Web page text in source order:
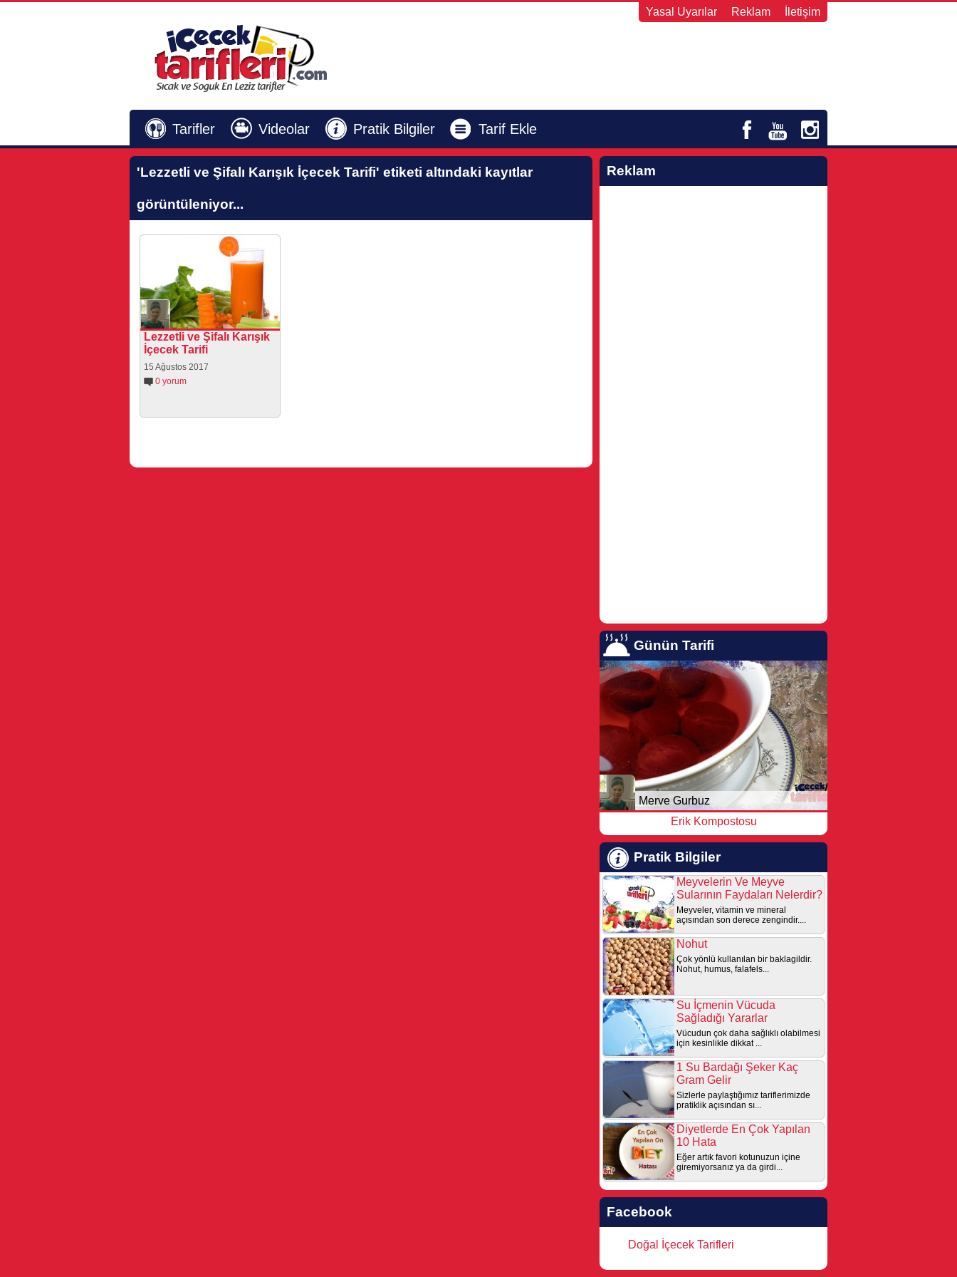
Yasal Uyarılar Reklam İletişim
Tarifler Videolar Pratik Bilgiler Tarif Ekle
'Lezzetli ve Şifalı Karışık İçecek Tarifi' etiketi altındaki kayıtlar
görüntüleniyor...
Lezzetli ve Şifalı Karışık
İçecek Tarifi
15 Ağustos 2017
0 yorum
Reklam
Günün Tarifi
Merve Gurbuz
Erik Kompostosu
Pratik Bilgiler
Meyvelerin Ve Meyve
Sularının Faydaları Nelerdir?
Meyveler, vitamin ve mineral
açısından son derece zengindir....
Nohut
Çok yönlü kullanılan bir baklagildir.
Nohut, humus, falafels...
Su İçmenin Vücuda
Sağladığı Yararlar
Vücudun çok daha sağlıklı olabilmesi
için kesinlikle dikkat ...
1 Su Bardağı Şeker Kaç
Gram Gelir
Sizlerle paylaştığımız tariflerimizde
pratiklik açısından sı...
Diyetlerde En Çok Yapılan
10 Hata
Eğer artık favori kotunuzun içine
giremiyorsanız ya da girdi...
Facebook
Doğal İçecek Tarifleri